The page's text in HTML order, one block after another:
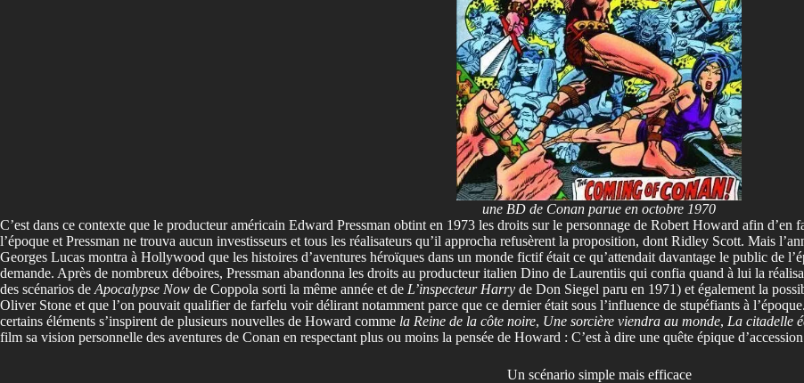
une BD de Conan parue en octobre 1970
C’est dans ce contexte que le producteur américain Edward Pressman obtint en 1973 les droits sur le personnage de Robert Howard afin d’en
l’époque et Pressman ne trouva aucun investisseurs et tous les réalisateurs qu’il approcha refusèrent la proposition, dont Ridley Scott. Mais
Georges Lucas montra à Hollywood que les histoires d’aventures héroïques dans un monde fictif était ce qu’attendait davantage le public de
demande. Après de nombreux déboires, Pressman abandonna les droits au producteur italien Dino de Laurentiis qui confia quand à lui la
des scénarios de Apocalypse Now de Coppola sorti la même année et de L’inspecteur Harry de Don Siegel paru en 1971) et également la
Oliver Stone et que l’on pouvait qualifier de farfelu voir délirant notamment parce que ce dernier était sous l’influence de stupéfiants à
certains éléments s’inspirent de plusieurs nouvelles de Howard comme la Reine de la côte noire, Une sorcière viendra au monde, La citadelle
film sa vision personnelle des aventures de Conan en respectant plus ou moins la pensée de Howard : C’est à dire une quête épique
Un scénario simple mais efficace